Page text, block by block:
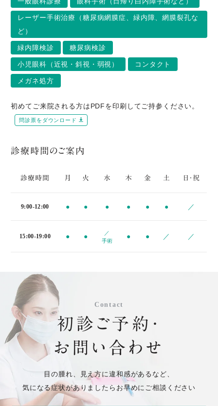
レーザー手術治療（糖尿病網膜症、緑内障、網膜裂孔な
ど）
緑内障検診 糖尿病検診
小児眼科（近視・斜視・弱視） コンタクト
メガネ処方
初めてご来院される方はPDFを印刷してご持参ください。
問診票をダウンロード
診療時間のご案内
診療時間 月 火 水 木 金 土 日・祝
9:00-12:00 ● ● ● ● ● ● ／
15:00-19:00 ● ●
／
手術
● ● ／ ／
Contact
初診ご予約・
お問い合わせ
目の腫れ、見え方に違和感があるなど、
気になる症状がありましたらお早めにご相談ください